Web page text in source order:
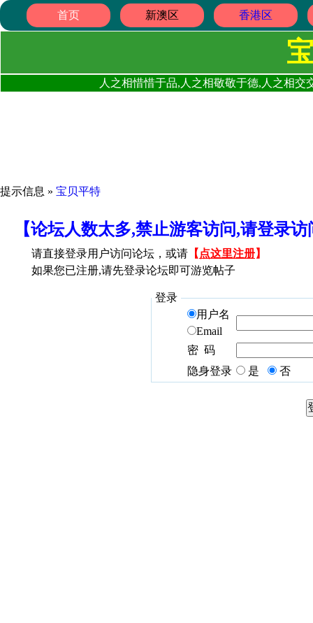
首页 新澳区 香港区
人之相惜惜于品,人之相敬敬于德,人之相
提示信息 » 宝贝平特
【论坛人数太多,禁止游客访问,请登录
请直接登录用户访问论坛，或请 【 点这里注册】
如果您已注册,请先登录论坛即可游览帖子
登录
用户名
Email
密 码
隐身登录
是 否